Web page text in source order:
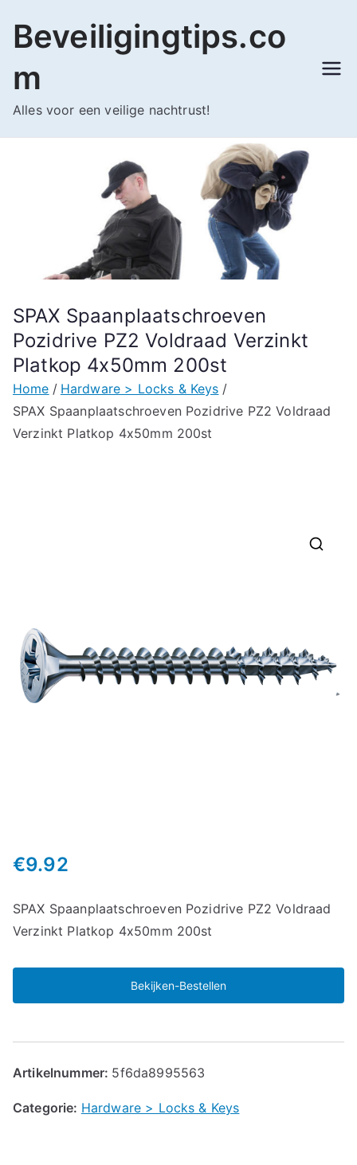
naar
inhoud
Beveiligingtips.co
m
Alles voor een veilige nachtrust!
SPAX Spaanplaatschroeven
Pozidrive PZ2 Voldraad Verzinkt
Platkop 4x50mm 200st
Home
Hardware > Locks & Keys
SPAX Spaanplaatschroeven Pozidrive PZ2 Voldraad
Verzinkt Platkop 4x50mm 200st
€9.92
SPAX Spaanplaatschroeven Pozidrive PZ2 Voldraad
Verzinkt Platkop 4x50mm 200st
Bekijken-Bestellen
Artikelnummer: 5f6da8995563
Categorie: Hardware > Locks & Keys